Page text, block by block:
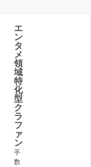
エ
ン
タ
メ
領
域
特
化
型
ク
ラ
フ
ァ
ン
手
数